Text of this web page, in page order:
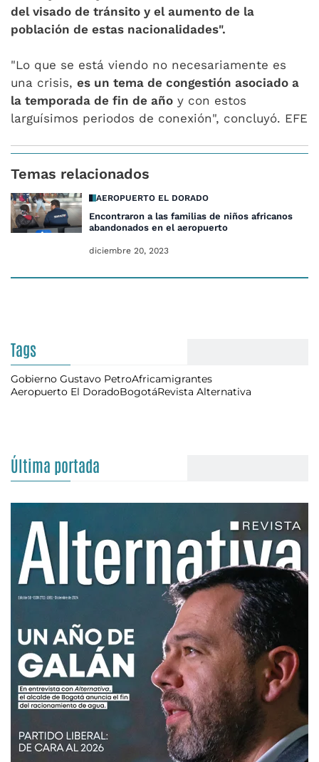
del visado de tránsito y el aumento de la
población de estas nacionalidades".
"Lo que se está viendo no necesariamente es
una crisis, es un tema de congestión asociado a
la temporada de fin de año y con estos
larguísimos periodos de conexión", concluyó. EFE
Temas relacionados
AEROPUERTO EL DORADO
Encontraron a las familias de niños africanos
abandonados en el aeropuerto
diciembre 20, 2023
Tags
Gobierno Gustavo PetroAfricamigrantes
Aeropuerto El DoradoBogotáRevista Alternativa
Última portada